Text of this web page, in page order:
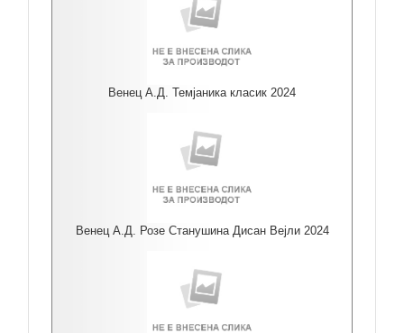
Венец А.Д. Темјаника класик 2024
Венец А.Д. Розе Станушина Дисан Вејли 2024